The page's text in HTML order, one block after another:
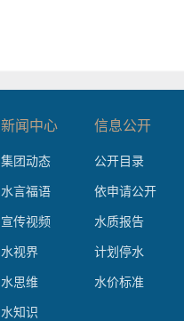
新闻中心
集团动态
水言福语
宣传视频
水视界
水思维
水知识
信息公开
公开目录
依申请公开
水质报告
计划停水
水价标准